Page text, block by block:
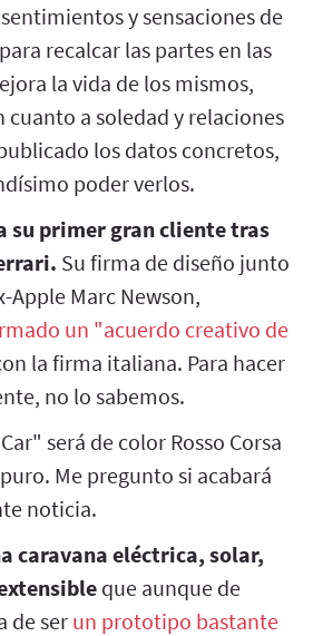
y sensaciones de
recalcar las partes en las
la vida de los mismos,
cuanto a soledad y relaciones
los datos concretos,
poder verlos.
su primer gran cliente tras
Su firma de diseño junto
Apple Marc Newson,
un "acuerdo creativo de
la firma italiana. Para hacer
no lo sabemos.
será de color Rosso Corsa
Me pregunto si acabará
noticia.
caravana eléctrica, solar,
que aunque de
de ser un prototipo bastante